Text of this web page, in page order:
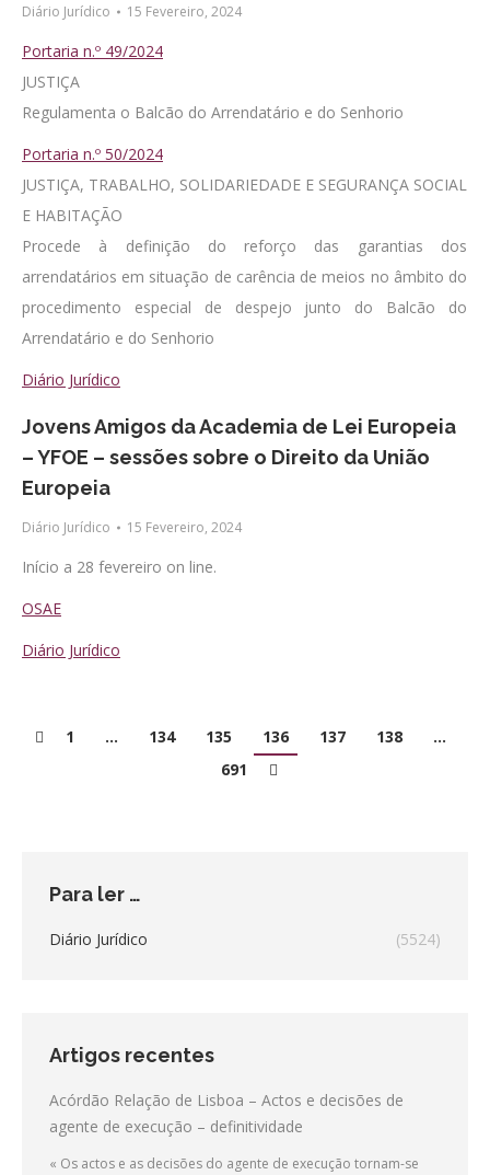
Diário Jurídico 15 Fevereiro, 2024
Portaria n.º 49/2024
JUSTIÇA
Regulamenta o Balcão do Arrendatário e do Senhorio
Portaria n.º 50/2024
JUSTIÇA, TRABALHO, SOLIDARIEDADE E SEGURANÇA SOCIAL
E HABITAÇÃO
Procede à definição do reforço das garantias dos
arrendatários em situação de carência de meios no âmbito do
procedimento especial de despejo junto do Balcão do
Arrendatário e do Senhorio
Diário Jurídico
Jovens Amigos da Academia de Lei Europeia
– YFOE – sessões sobre o Direito da União
Europeia
Diário Jurídico 15 Fevereiro, 2024
Início a 28 fevereiro on line.
OSAE
Diário Jurídico
1 … 134 135 136 137 138
…
691
Para ler …
Diário Jurídico (5524)
Artigos recentes
Acórdão Relação de Lisboa – Actos e decisões de
agente de execução – definitividade
« Os actos e as decisões do agente de execução tornam-se